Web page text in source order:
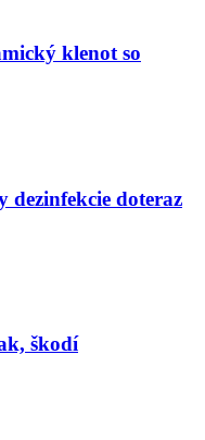
klenot so
dezinfekcie doteraz
škodí